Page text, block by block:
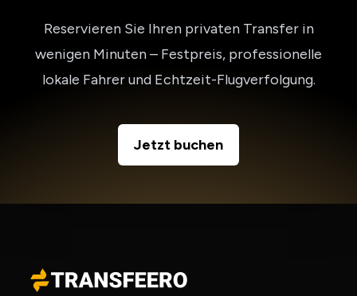
Reservieren Sie Ihren privaten Transfer in
wenigen Minuten – Festpreis, professionelle
lokale Fahrer und Echtzeit-Flugverfolgung.
Jetzt buchen